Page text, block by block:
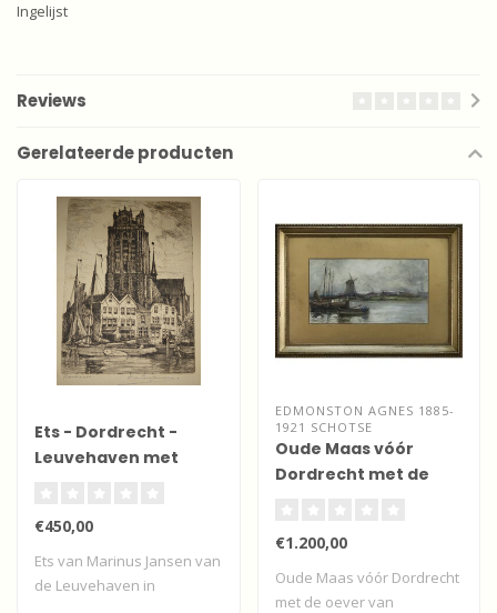
Ingelijst
Reviews
Gerelateerde producten
Ets - Dordrecht -
Leuvehaven met
€450,00
Ets van Marinus Jansen van
de Leuvehaven in
EDMONSTON AGNES 1885-
1921 SCHOTSE
Oude Maas vóór
Dordrecht met de
€1.200,00
Oude Maas vóór Dordrecht
met de oever van